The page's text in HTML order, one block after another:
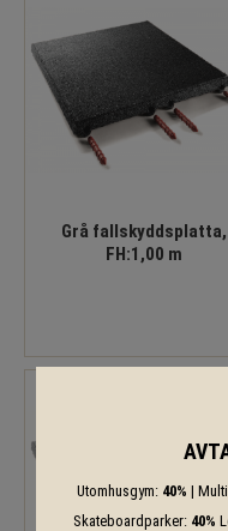
Grå fallskyddsplatta,
FH:1,00 m
Utomhusgym: 40% |
Skateboardparker: 40%